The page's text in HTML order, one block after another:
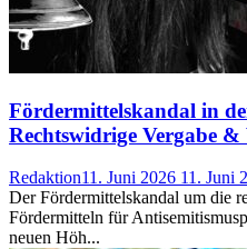
Fördermittelskandal in
Rechtswidrige Vergabe
Redaktion11. Juni 2026 11. Juni
Der Fördermittelskandal um die
Fördermitteln für
neuen Höh...